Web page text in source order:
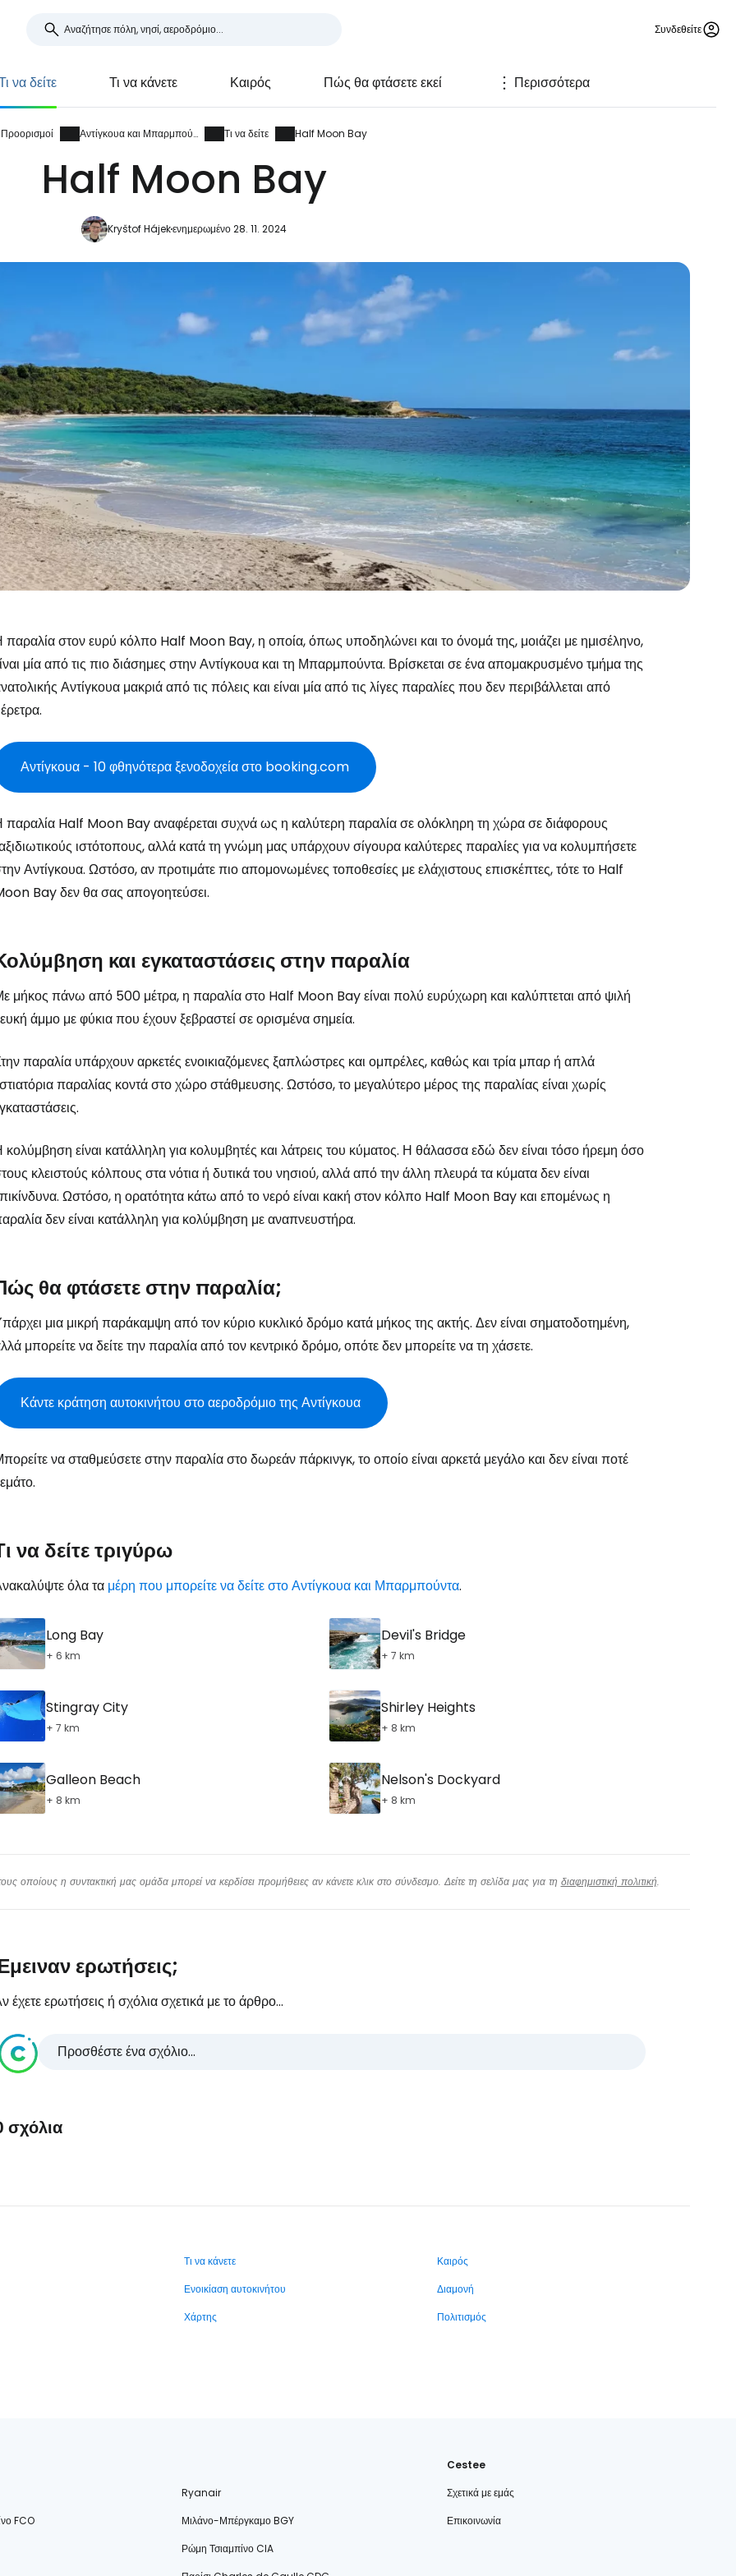
Συνδεθείτε
να δείτε Τι να κάνετε Καιρός Πώς θα φτάσετε εκεί Περισσότερα
Προορισμοί Αντίγκουα και Μπαρμπούντα Τι να δείτε Half Moon Bay
Half Moon Bay
Kryštof Hájekενημερωμένο 28. 11. 2024
παραλία στον ευρύ κόλπο Half Moon Bay, η οποία, όπως υποδηλώνει και το όνομά της, μοιάζει με ημισέληνο,
μία από τις πιο διάσημες στην Αντίγκουα και τη Μπαρμπούντα. Βρίσκεται σε ένα απομακρυσμένο τμήμα της
Αντίγκουα μακριά από τις πόλεις και είναι μία από τις λίγες παραλίες που δεν περιβάλλεται από
Αντίγκουα - 10 φθηνότερα ξενοδοχεία στο booking.com
παραλία Half Moon Bay αναφέρεται συχνά ως η καλύτερη παραλία σε ολόκληρη τη χώρα σε διάφορους
ιστότοπους, αλλά κατά τη γνώμη μας υπάρχουν σίγουρα καλύτερες παραλίες για να κολυμπήσετε
Αντίγκουα. Ωστόσο, αν προτιμάτε πιο απομονωμένες τοποθεσίες με ελάχιστους επισκέπτες, τότε το Half
Bay δεν θα σας απογοητεύσει.
και εγκαταστάσεις στην παραλία
μήκος πάνω από 500 μέτρα, η παραλία στο Half Moon Bay είναι πολύ ευρύχωρη και καλύπτεται από ψιλή
άμμο με φύκια που έχουν ξεβραστεί σε ορισμένα σημεία.
παραλία υπάρχουν αρκετές ενοικιαζόμενες ξαπλώστρες και ομπρέλες, καθώς και τρία μπαρ ή απλά
παραλίας κοντά στο χώρο στάθμευσης. Ωστόσο, το μεγαλύτερο μέρος της παραλίας είναι χωρίς
κολύμβηση είναι κατάλληλη για κολυμβητές και λάτρεις του κύματος. Η θάλασσα εδώ δεν είναι τόσο ήρεμη όσο
κλειστούς κόλπους στα νότια ή δυτικά του νησιού, αλλά από την άλλη πλευρά τα κύματα δεν είναι
Ωστόσο, η ορατότητα κάτω από το νερό είναι κακή στον κόλπο Half Moon Bay και επομένως η
δεν είναι κατάλληλη για κολύμβηση με αναπνευστήρα.
θα φτάσετε στην παραλία;
μια μικρή παράκαμψη από τον κύριο κυκλικό δρόμο κατά μήκος της ακτής. Δεν είναι σηματοδοτημένη,
μπορείτε να δείτε την παραλία από τον κεντρικό δρόμο, οπότε δεν μπορείτε να τη χάσετε.
Κάντε κράτηση αυτοκινήτου στο αεροδρόμιο της Αντίγκουα
να σταθμεύσετε στην παραλία στο δωρεάν πάρκινγκ, το οποίο είναι αρκετά μεγάλο και δεν είναι ποτέ
να δείτε τριγύρω
όλα τα μέρη που μπορείτε να δείτε στο Αντίγκουα και Μπαρμπούντα.
Long Bay
+ 6 km
Devil's Bridge
+ 7 km
Stingray City
+ 7 km
Shirley Heights
+ 8 km
Galleon Beach
+ 8 km
Nelson's Dockyard
+ 8 km
οποίους η συντακτική μας ομάδα μπορεί να κερδίσει προμήθειες αν κάνετε κλικ στο σύνδεσμο. Δείτε τη σελίδα μας για τη διαφημιστική πολιτική.
ερωτήσεις;
έχετε ερωτήσεις ή σχόλια σχετικά με το άρθρο...
Προσθέστε ένα σχόλιο...
σχόλια
Τι να κάνετε
Καιρός
Ενοικίαση αυτοκινήτου
Διαμονή
Χάρτης
Πολιτισμός
Ryanair
FCO
Μιλάνο-Μπέργκαμο BGY
Ρώμη Τσιαμπίνο CIA
Cestee
Σχετικά με εμάς
Επικοινωνία
Συνδεθείτε στο Cestee
Συνεχίστε με την Google
Συνεχίστε με email